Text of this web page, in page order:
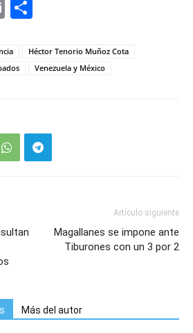
Email
Héctor Tenorio Muñoz Cota
Venezuela y México
Artículo siguiente
Magallanes se impone ante
Tiburones con un 3 por 2
Más del autor